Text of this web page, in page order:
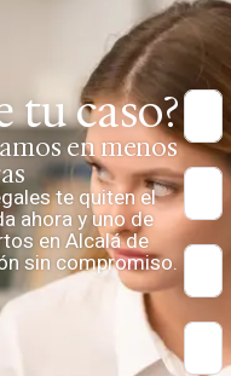
tu caso?
en menos
te quiten el
ahora y uno de
en Alcalá de
sin compromiso.